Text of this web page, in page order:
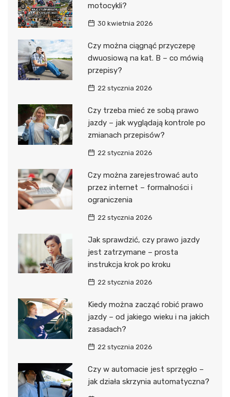
motocykli?
30 kwietnia 2026
Czy można ciągnąć przyczepę
dwuosiową na kat. B – co mówią
przepisy?
22 stycznia 2026
Czy trzeba mieć ze sobą prawo
jazdy – jak wyglądają kontrole po
zmianach przepisów?
22 stycznia 2026
Czy można zarejestrować auto
przez internet – formalności i
ograniczenia
22 stycznia 2026
Jak sprawdzić, czy prawo jazdy
jest zatrzymane – prosta
instrukcja krok po kroku
22 stycznia 2026
Kiedy można zacząć robić prawo
jazdy – od jakiego wieku i na jakich
zasadach?
22 stycznia 2026
Czy w automacie jest sprzęgło –
jak działa skrzynia automatyczna?